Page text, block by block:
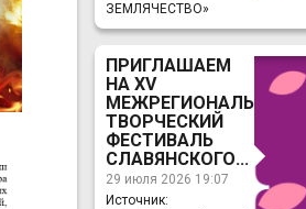
ЗЕМЛЯЧЕСТВО»
ПРИГЛАШАЕМ
НА ХV
МЕЖРЕГИОНАЛЬНЫЙ
ТВОРЧЕСКИЙ
ФЕСТИВАЛЬ
СЛАВЯНСКОГО...
29 июля 2026 19:07
Источник: